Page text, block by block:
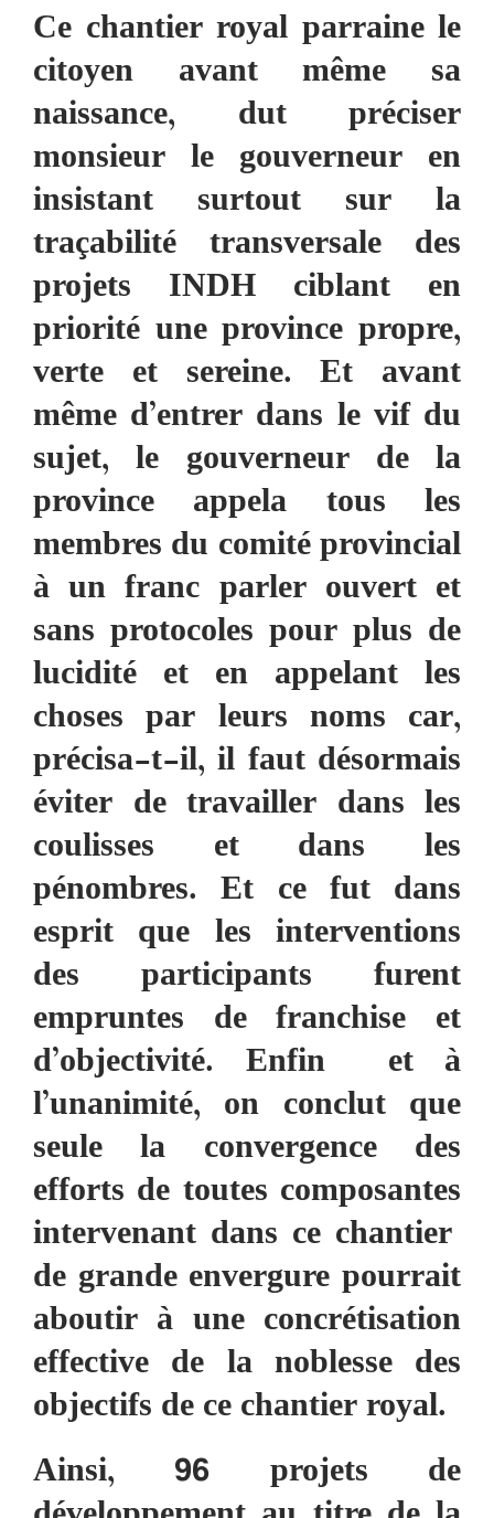
Ce chantier royal parraine le
citoyen avant même sa
naissance, dut préciser
monsieur le gouverneur en
insistant surtout sur la
traçabilité transversale des
projets INDH ciblant en
priorité une province propre,
verte et sereine. Et avant
même d’entrer dans le vif du
sujet, le gouverneur de la
province appela tous les
membres du comité provincial
à un franc parler ouvert et
sans protocoles pour plus de
lucidité et en appelant les
choses par leurs noms car,
précisa-t-il, il faut désormais
éviter de travailler dans les
coulisses et dans les
pénombres. Et ce fut dans
esprit que les interventions
des participants furent
empruntes de franchise et
d’objectivité. Enfin et à
l’unanimité, on conclut que
seule la convergence des
efforts de toutes composantes
intervenant dans ce chantier
de grande envergure pourrait
aboutir à une concrétisation
effective de la noblesse des
objectifs de ce chantier royal.
Ainsi, 96 projets de